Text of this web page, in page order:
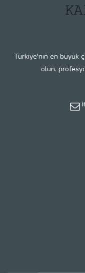
Türkiye'nin en büyük
olun.